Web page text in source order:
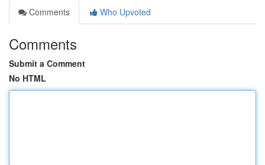
Comments
Who Upvoted
Comments
Submit a Comment
No HTML